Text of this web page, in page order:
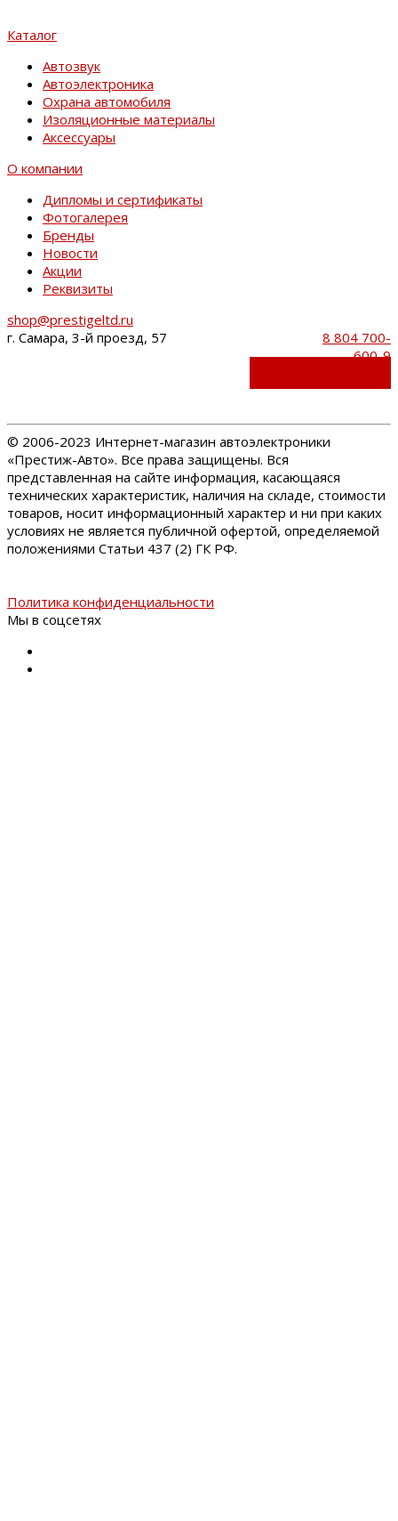
Каталог
Автозвук
Автоэлектроника
Охрана автомобиля
Изоляционные материалы
Аксессуары
О компании
Дипломы и сертификаты
Фотогалерея
Бренды
Новости
Акции
Реквизиты
shop@prestigeltd.ru
г. Самара, 3-й проезд, 57
8 804 700-
600-9
© 2006-2023 Интернет-магазин автоэлектроники
«Престиж-Авто». Все права защищены. Вся
представленная на сайте информация, касающаяся
технических характеристик, наличия на складе, стоимости
товаров, носит информационный характер и ни при каких
условиях не является публичной офертой, определяемой
положениями Статьи 437 (2) ГК РФ.
Политика конфиденциальности
Мы в соцсетях